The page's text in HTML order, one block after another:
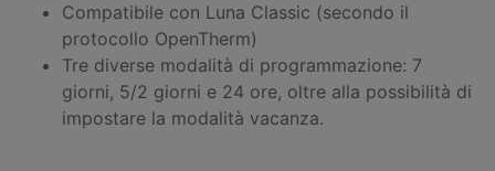
Compatibile con Luna Classic (secondo il
protocollo OpenTherm)
Tre diverse modalità di programmazione: 7
giorni, 5/2 giorni e 24 ore, oltre alla possibilità di
impostare la modalità vacanza.